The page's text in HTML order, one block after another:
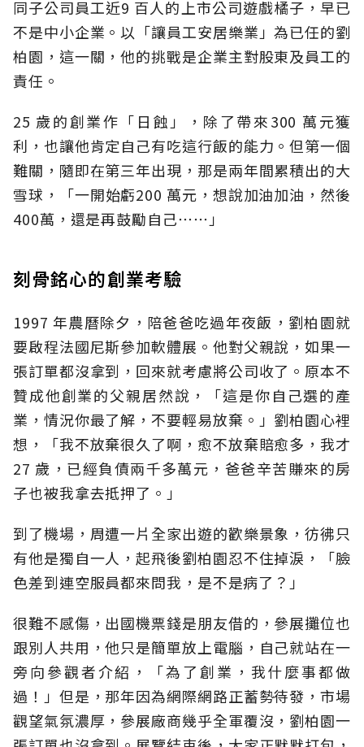
同子公司員工近9 百人的上市公司遊戲橘子，早已
不是中小企業。以「讓員工安居樂業」為已任的劉
柏園，這一關，他的挑戰是企業主對股東及員工的
責任。
25 歲的創業作「日蝕」，除了帶來300 萬元獲
利，也讓他肯定自己有吃這行飯的能力。但第一個
難關，隨即在第三年出現，那是兩年間累積出的大
雪球，「一開始虧200 萬元，想說加油加油，然後
400萬，還是再鼓勵自己⋯⋯」
刻骨銘心的創業考驗
1997 年農曆除夕，陪爸爸吃過年夜飯，劉柏園就
要啟程法國尼斯參加軟體展。他對父親說，如果一
張訂單都沒拿到，回來就考慮將公司收了。原本不
贊成他創業的父親居然說，「這是你自己選的產
業，情況你最了解，不要輕易放棄。」劉柏園心裡
想，「我不放棄很久了啊，愈不放棄賠愈多，我才
27 歲，已經負債兩千多萬元，爸爸辛苦賺來的房
子也被我拿去抵押了。」
到了機場，周遭一片全家出遊的歡樂景象，彷彿只
有他是獨自一人，起飛後劉柏園忍不住掉淚，「臉
色差到連空服員都來問我，是不是病了？」
很難不感傷，出國機票錢是朋友借的，參展攤位也
跟別人共用，他只是簡單放上電腦，自己就站在一
旁向參觀者介紹，「為了創業，我什麼事都做
過！」但是，那年因為網際網路正蓄勢待發，市場
觀望氣氛濃厚，參展廠商幾乎全軍覆沒，劉柏園一